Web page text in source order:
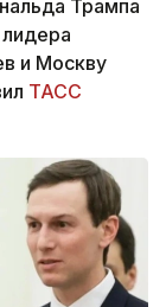
Трампа
и Москву
ТАСС